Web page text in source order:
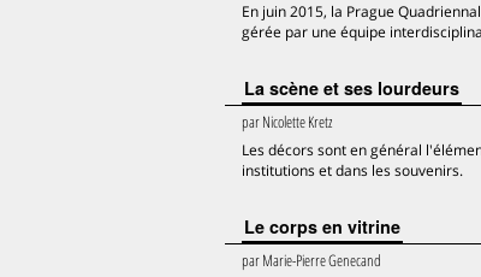
En juin 2015, la Prague
gérée par une équipe
La scène et ses lourdeurs
parNicolette Kretz
Les décors sont en général
institutions et dans les souvenirs.
Le corps en vitrine
parMarie-Pierre Genecand